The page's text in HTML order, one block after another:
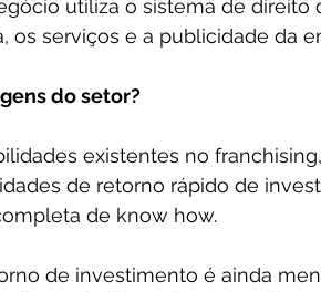
utiliza o sistema de direito
os serviços e a publicidade da
do setor?
existentes no
de retorno rápido de
de know how.
de investimento é ainda